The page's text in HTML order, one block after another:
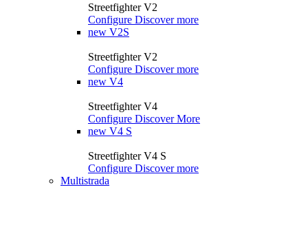
Streetfighter V2
Configure Discover more
new V2S
Streetfighter V2
Configure Discover more
new V4
Streetfighter V4
Configure Discover More
new V4 S
Streetfighter V4 S
Configure Discover more
Multistrada